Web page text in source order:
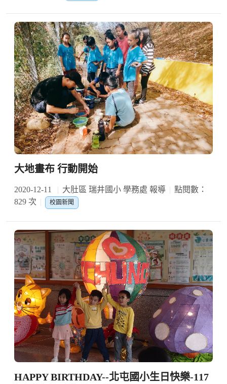
大地畫布 行動開始
2020-12-11 大肚區 瑞井國小 學務處 報導
點閱數：
829 次
校園新聞
HAPPY BIRTHDAY--北屯國小生日快樂-117